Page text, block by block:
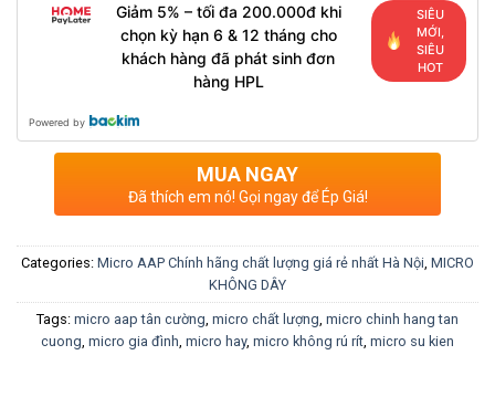
Giảm 5% – tối đa 200.000đ khi
chọn kỳ hạn 6 & 12 tháng cho
khách hàng đã phát sinh đơn
hàng HPL
SIÊU
MỚI,
SIÊU
HOT
Powered by
MUA NGAY
Đã thích em nó! Gọi ngay để Ép Giá!
Categories: Micro AAP Chính hãng chất lượng giá rẻ nhất Hà Nội MICRO
KHÔNG DÂY
Tags: micro aap tân cường micro chất lượng micro chinh hang tan
cuong micro gia đình micro hay, micro không rú rít micro su kien